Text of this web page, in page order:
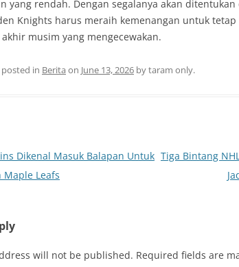
yang rendah. Dengan segalanya akan
Knights harus meraih kemenangan untuk
musim yang mengecewakan.
in Berita on June 13, 2026 bytaram only.
Dikenal Masuk Balapan Untuk
Maple Leafs
Tiga Bintang
will not be published. Required fields are